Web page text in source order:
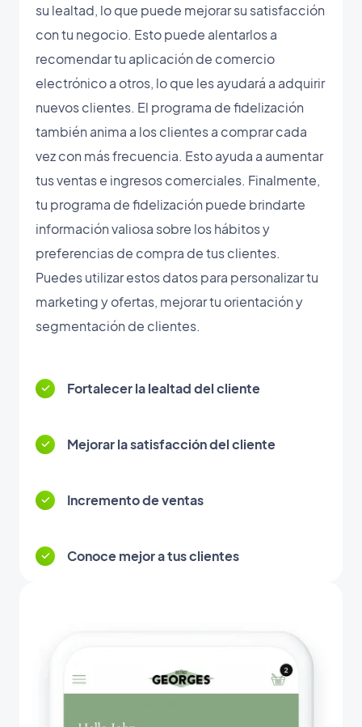
su lealtad, lo que puede mejorar su satisfacción
con tu negocio. Esto puede alentarlos a
recomendar tu aplicación de comercio
electrónico a otros, lo que les ayudará a adquirir
nuevos clientes. El programa de fidelización
también anima a los clientes a comprar cada
vez con más frecuencia. Esto ayuda a aumentar
tus ventas e ingresos comerciales. Finalmente,
tu programa de fidelización puede brindarte
información valiosa sobre los hábitos y
preferencias de compra de tus clientes.
Puedes utilizar estos datos para personalizar tu
marketing y ofertas, mejorar tu orientación y
segmentación de clientes.
Fortalecer la lealtad del cliente
Mejorar la satisfacción del cliente
Incremento de ventas
Conoce mejor a tus clientes